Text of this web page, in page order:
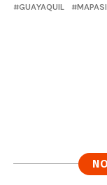
GUAYAQUIL